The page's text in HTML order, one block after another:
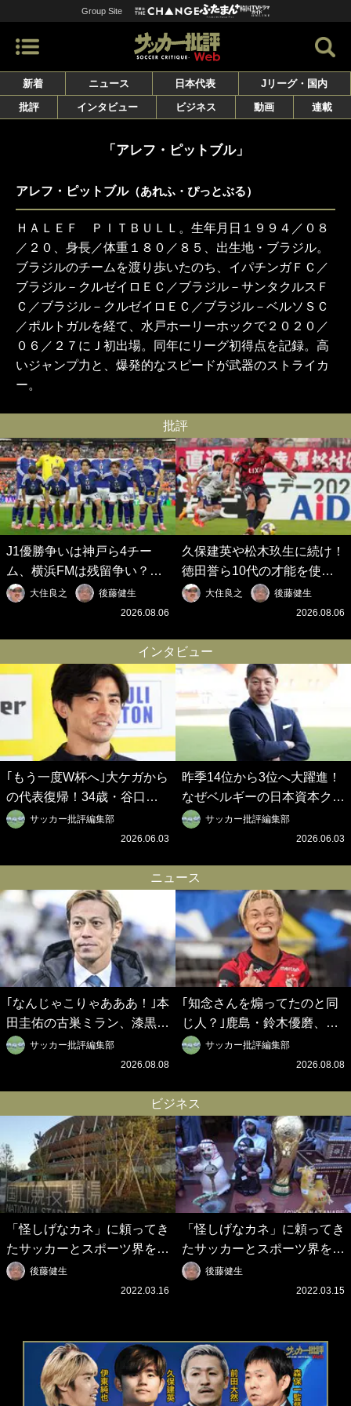
Group Site
新着 ニュース 日本代表
Jリーグ・国内
批評
インタビュー ビジネス 動画 連載
「アレフ・ピットブル」
アレフ・ピットブル（あれふ・ぴっとぶる）
ＨＡＬＥＦ ＰＩＴＢＵＬＬ。生年月日１９９４／０８
／２０、身長／体重１８０／８５、出生地・ブラジル。
ブラジルのチームを渡り歩いたのち、イパチンガＦＣ／
ブラジル－クルゼイロＥＣ／ブラジル－サンタクルスＦ
Ｃ／ブラジル－クルゼイロＥＣ／ブラジル－ベルソＳＣ
／ポルトガルを経て、水戸ホーリーホックで２０２０／
０６／２７にＪ初出場。同年にリーグ初得点を記録。高
いジャンプ力と、爆発的なスピードが武器のストライカ
ー。
批評
J1優勝争いは神戸ら4チー
ム、横浜FMは残留争い？大
混戦のJ2はRB大宮に注目！
歴代最強の日本代表をJリー
の秋春制｣の大激論】(6)
大住良之
後藤健生
2026.08.06
久保建英や松木玖生に続け！
徳田誉ら10代の才能を使い
切れないJクラブの課題と、
｢0円欧州移籍｣撲滅への処方
春制｣の大激論】(5)
大住良之
後藤健生
2026.08.06
インタビュー
｢もう一度W杯へ｣大ケガから
の代表復帰！34歳・谷口彰
悟の奇跡を支えた日本資本の
ベルギークラブ、次なる野望
ロイデン立石敬之CEOの世
界戦略】(2)
サッカー批評編集部
2026.06.03
昨季14位から3位へ大躍進！
なぜベルギーの日本資本クラ
ブは創設102年目に歴史的快
挙を成し遂げられたのか？
之CEOの世界戦略】(1)
サッカー批評編集部
2026.06.03
ニュース
｢なんじゃこりゃあああ！｣本
田圭佑の古巣ミラン、漆黒×
蛍光レッドの超絶クールな新
サードユニに世界が熱狂｢サ
サッカー批評編集部
2026.08.08
｢知念さんを煽ってたのと同
じ人？｣鹿島・鈴木優磨、大
逆転勝利後の“超・優等生イ
ンタビュー”が話題！｢試合中
イケメンやな」
サッカー批評編集部
2026.08.08
ビジネス
「怪しげなカネ」に頼ってき
たサッカーとスポーツ界を待
つ未来(4)スポーツを「持続
可能」にする「真の投資」の
後藤健生
2022.03.16
「怪しげなカネ」に頼ってき
たサッカーとスポーツ界を待
つ未来(3)「ロシアン・マネ
ー」に続く中東の「オイルマ
後藤健生
2022.03.15